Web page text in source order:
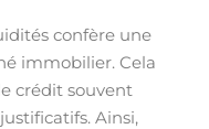
confère une
immobilier. Cela
crédit souvent
Ainsi,